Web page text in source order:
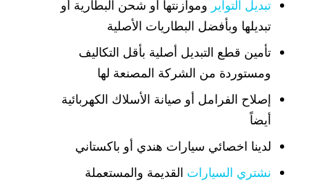
تبديل التواير وموازنتها أو شحن البطارية أو
تبديلها وبأفضل البطاريات الأصلية
تأمين قطع التبديل أصلية بأقل التكاليف
ومستوردة من الشركة المصنعة لها
إصلاح الفرامل أو صيانة الأسلاك الكهربائية
أيضاً
لدينا اخصائي سيارات هندي أو باكستاني
نشتري السيارات القديمة والمستعملة